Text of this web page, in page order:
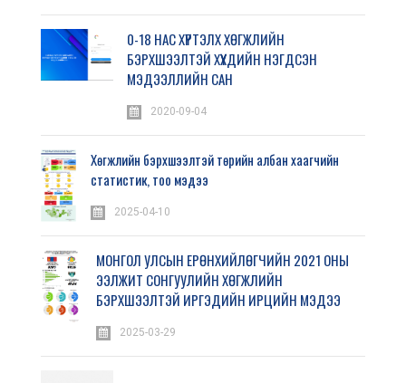
0-18 НАС ХҮРТЭЛХ ХӨГЖЛИЙН
БЭРХШЭЭЛТЭЙ ХҮҮХДИЙН НЭГДСЭН
МЭДЭЭЛЛИЙН САН
2020-09-04
Хөгжлийн бэрхшээлтэй төрийн албан хаагчийн
статистик, тоо мэдээ
2025-04-10
МОНГОЛ УЛСЫН ЕРӨНХИЙЛӨГЧИЙН 2021 ОНЫ
ЭЭЛЖИТ СОНГУУЛИЙН ХӨГЖЛИЙН
БЭРХШЭЭЛТЭЙ ИРГЭДИЙН ИРЦИЙН МЭДЭЭ
2025-03-29